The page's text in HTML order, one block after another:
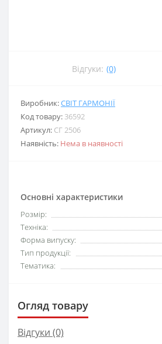
Відгуки: (0)
Виробник:СВІТ ГАРМОНІЇ
Код товару: 36592
Артикул: СГ 2506
Наявність: Нема в наявності
Основні характеристики
Розмір:
Техніка:
Форма випуску:
Тип продукції:
Тематика:
Огляд товару
Відгуки (0)